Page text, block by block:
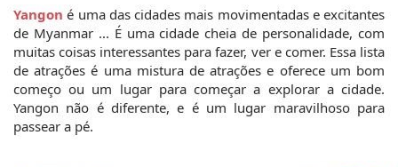
Yangon é uma das cidades mais movimentadas e excitantes
de Myanmar ... É uma cidade cheia de personalidade, com
muitas coisas interessantes para fazer, ver e comer. Essa lista
de atrações é uma mistura de atrações e oferece um bom
começo ou um lugar para começar a explorar a cidade.
Yangon não é diferente, e é um lugar maravilhoso para
passear a pé.